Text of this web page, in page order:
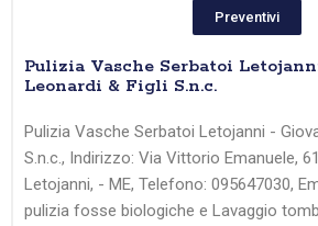
Preventivi
Pulizia Vasche Serbatoi
Leonardi & Figli S.n.c.
Pulizia Vasche Serbatoi Letojanni -
S.n.c., Indirizzo: Via Vittorio Emanuele,
Letojanni, - ME, Telefono: 095647030,
pulizia fosse biologiche e Lavaggio